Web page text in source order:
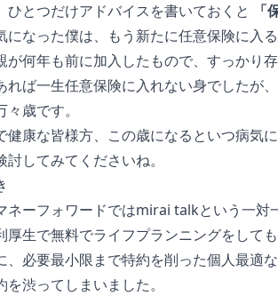
ひとつだけアドバイスを書いておくと
「
になった僕は、もう新たに任意保険に入
が何年も前に加入したもので、すっかり
れば一生任意保険に入れない身でしたが
々歳です。
健康な皆様方、この歳になるといつ病気
討してみてくださいね。
ネーフォワードではmirai talkという一対
厚生で無料でライフプランニングをして
、必要最小限まで特約を削った個人最適
を渋ってしまいました。